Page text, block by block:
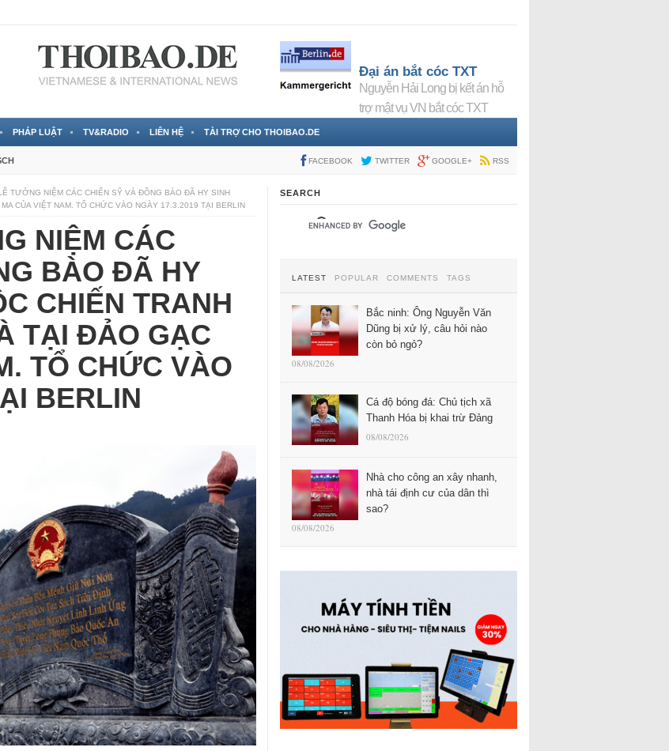
Đại án bắt cóc TXT
Nguyễn Hải Long bị kết án hỗ
trợ mật vụ VN bắt cóc TXT
PHÁP LUẬT TV&RADIO LIÊN HỆ TÀI TRỢ CHO THOIBAO.DE
FACEBOOK TWITTER GOOGLE+ RSS
TƯỞNG NIỆM CÁC CHIẾN SỸ VÀ ĐỒNG BÀO ĐÃ HY SINH
CỦA VIỆT NAM. TỔ CHỨC VÀO NGÀY 17.3.2019 TẠI BERLIN
NIỆM CÁC
BÀO ĐÃ HY
CHIẾN TRANH
TẠI ĐẢO GẠC
TỔ CHỨC VÀO
BERLIN
SEARCH
LATEST POPULAR COMMENTS TAGS
Bắc ninh: Ông Nguyễn Văn
Dũng bị xử lý, câu hỏi nào
còn bỏ ngỏ?
08/08/2026
Cá độ bóng đá: Chủ tịch xã
Thanh Hóa bị khai trừ Đảng
08/08/2026
Nhà cho công an xây nhanh,
nhà tái định cư của dân thì
sao?
08/08/2026